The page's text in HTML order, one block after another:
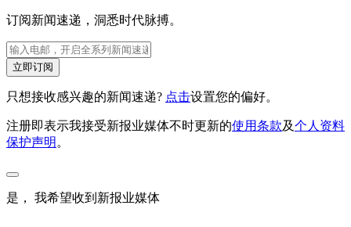
订阅新闻速递，洞悉时代脉搏。
立即订阅
只想接收感兴趣的新闻速递? 点击设置您的偏好。
注册即表示我接受新报业媒体不时更新的使用条款及个人资料
保护声明 。
是， 我希望收到新报业媒体